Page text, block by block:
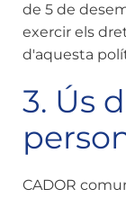
de 5 de
exercir els
d'aquesta
3. Ús
CADOR